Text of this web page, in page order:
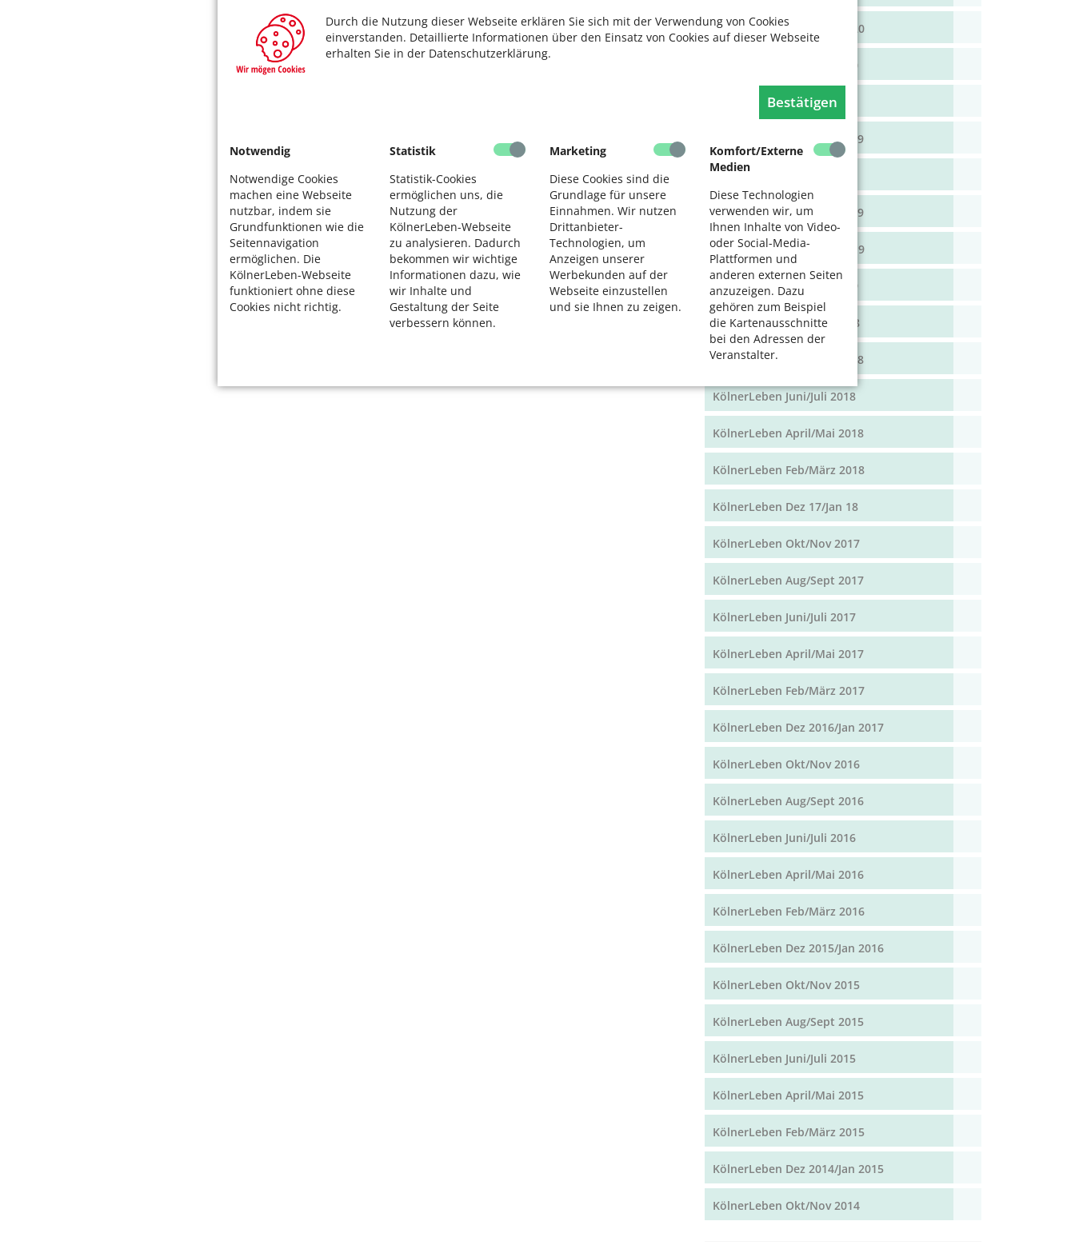
Durch die Nutzung dieser Webseite erklären Sie sich mit der Verwendung von Cookies
einverstanden. Detaillierte Informationen über den Einsatz von Cookies auf dieser Webseite
erhalten Sie in der Datenschutzerklärung.
Bestätigen
Notwendig
Notwendige Cookies
machen eine Webseite
nutzbar, indem sie
Grundfunktionen wie die
Seitennavigation
ermöglichen. Die
KölnerLeben-Webseite
funktioniert ohne diese
Cookies nicht richtig.
Statistik
Statistik-Cookies
ermöglichen uns, die
Nutzung der
KölnerLeben-Webseite
zu analysieren. Dadurch
bekommen wir wichtige
Informationen dazu, wie
wir Inhalte und
Gestaltung der Seite
verbessern können.
Marketing
Diese Cookies sind die
Grundlage für unsere
Einnahmen. Wir nutzen
Drittanbieter-
Technologien, um
Anzeigen unserer
Werbekunden auf der
Webseite einzustellen
und sie Ihnen zu zeigen.
Komfort/Externe
Medien
Diese Technologien
verwenden wir, um
Ihnen Inhalte von Video-
oder Social-Media-
Plattformen und
anderen externen Seiten
anzuzeigen. Dazu
gehören zum Beispiel
die Kartenausschnitte
bei den Adressen der
Veranstalter.
KölnerLeben Feb/März 2020
KölnerLeben Dez 19/Jan 20
KölnerLeben Okt/Nov 19
KölnerLeben Aug/Sept 2019
KölnerLeben Juni/Juli 2019
KölnerLeben April/Mai 2019
KölnerLeben Feb/März 2019
KölnerLeben Dez 18/Jan 19
KölnerLeben Okt/Nov 2018
KölnerLeben Aug/Sept 2018
KölnerLeben Juni/Juli 2018
KölnerLeben April/Mai 2018
KölnerLeben Feb/März 2018
KölnerLeben Dez 17/Jan 18
KölnerLeben Okt/Nov 2017
KölnerLeben Aug/Sept 2017
KölnerLeben Juni/Juli 2017
KölnerLeben April/Mai 2017
KölnerLeben Feb/März 2017
KölnerLeben Dez 2016/Jan 2017
KölnerLeben Okt/Nov 2016
KölnerLeben Aug/Sept 2016
KölnerLeben Juni/Juli 2016
KölnerLeben April/Mai 2016
KölnerLeben Feb/März 2016
KölnerLeben Dez 2015/Jan 2016
KölnerLeben Okt/Nov 2015
KölnerLeben Aug/Sept 2015
KölnerLeben Juni/Juli 2015
KölnerLeben April/Mai 2015
KölnerLeben Feb/März 2015
KölnerLeben Dez 2014/Jan 2015
KölnerLeben Okt/Nov 2014